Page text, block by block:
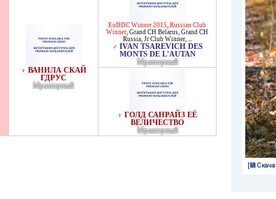
♀ ВАНИЛА СКАЙ
ГДРУС
Мраморный
EuDDC Winner 2015, Russian Club
Winner, Grand CH Belarus, Grand CH
Russia, Jr Club Winner, ...
♂ IVAN TSAREVICH DES
MONTS DE L'AUTAN
Мраморный
♀ ГОЛД САНРАЙЗ ЕЁ
ВЕЛИЧЕСТВО
Мраморный
[💾